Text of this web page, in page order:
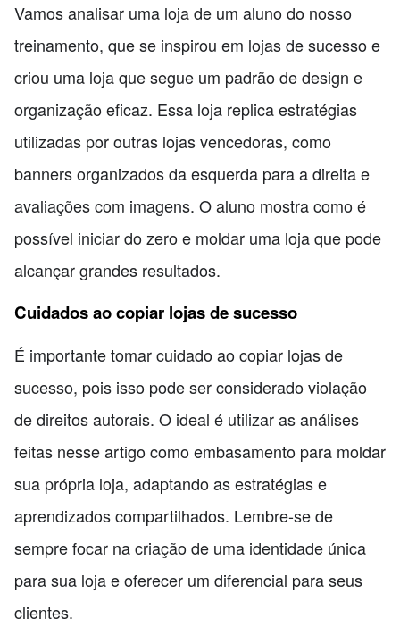
Vamos analisar uma loja de um aluno do nosso
treinamento, que se inspirou em lojas de sucesso e
criou uma loja que segue um padrão de design e
organização eficaz. Essa loja replica estratégias
utilizadas por outras lojas vencedoras, como
banners organizados da esquerda para a direita e
avaliações com imagens. O aluno mostra como é
possível iniciar do zero e moldar uma loja que pode
alcançar grandes resultados.
Cuidados ao copiar lojas de sucesso
É importante tomar cuidado ao copiar lojas de
sucesso, pois isso pode ser considerado violação
de direitos autorais. O ideal é utilizar as análises
feitas nesse artigo como embasamento para moldar
sua própria loja, adaptando as estratégias e
aprendizados compartilhados. Lembre-se de
sempre focar na criação de uma identidade única
para sua loja e oferecer um diferencial para seus
clientes.